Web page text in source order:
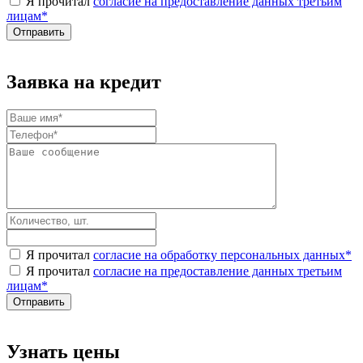
лицам*
Заявка на кредит
Я прочитал согласие на обработку персональных данных*
Я прочитал согласие на предоставление данных третьим
лицам*
Узнать цены